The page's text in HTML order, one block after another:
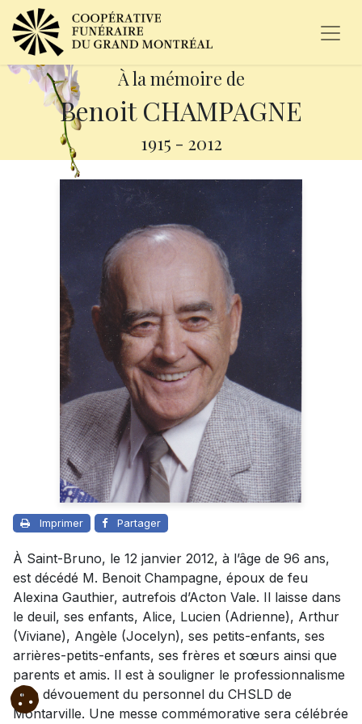
À la mémoire de
Benoit CHAMPAGNE
1915 - 2012
Imprimer Partager
À Saint-Bruno, le 12 janvier 2012, à l’âge de 96 ans,
est décédé M. Benoit Champagne, époux de feu
Alexina Gauthier, autrefois d’Acton Vale. Il laisse dans
le deuil, ses enfants, Alice, Lucien (Adrienne), Arthur
(Viviane), Angèle (Jocelyn), ses petits-enfants, ses
arrières-petits-enfants, ses frères et sœurs ainsi que
parents et amis. Il est à souligner le professionnalisme
et le dévouement du personnel du CHSLD de
Montarville. Une messe commémorative sera célébrée